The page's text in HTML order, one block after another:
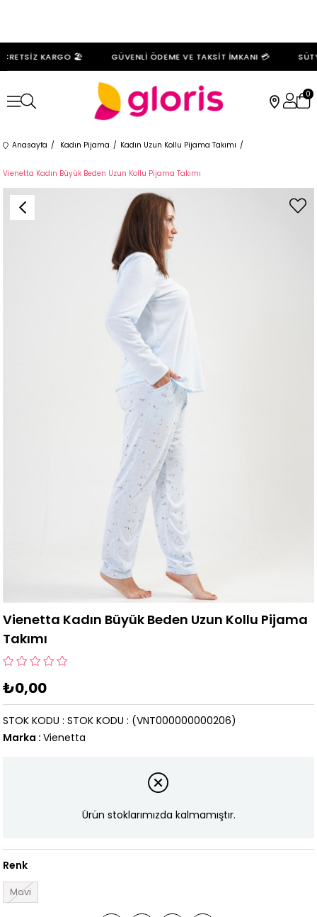
KARGO 🏖️ GÜVENLİ ÖDEME VE TAKSİT İMKANI 💳
0
Anasayfa Kadın Pijama Kadın Uzun Kollu Pijama Takımı
Vienetta Kadın Büyük Beden Uzun Kollu Pijama Takımı
Vienetta Kadın Büyük Beden Uzun Kollu Pijama
Takımı
₺0,00
(VNT000000000206)
STOK KODU
STOK KODU
Marka : Vienetta
Ürün stoklarımızda kalmamıştır.
Renk
Mavi